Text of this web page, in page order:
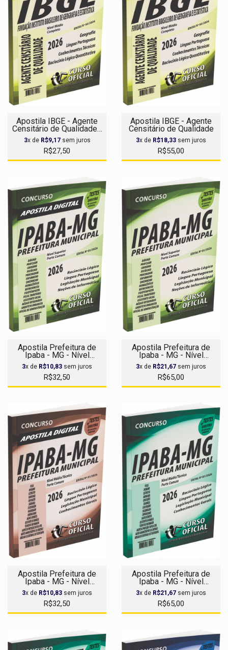
Apostila IBGE - Agente
Censitário de Qualidade -
Apostila Digital
3x de R$9,17sem juros
R$27,50
Apostila IBGE - Agente
Censitário de Qualidade
3x de R$18,33 sem juros
R$55,00
Apostila Prefeitura de
Ipaba - MG - Nível
Superior - Parte Comum
aos Cargos - Apostila
Digital
3x de R$10,83 sem juros
R$32,50
Apostila Prefeitura de
Ipaba - MG - Nível
Superior - Parte Comum
aos Cargos
3x de R$21,67 sem juros
R$65,00
Apostila Prefeitura de
Ipaba - MG - Nível
Médio/Técnico - Parte
Comum aos Cargos -
Apostila Digital
3x de R$10,83 sem juros
R$32,50
Apostila Prefeitura de
Ipaba - MG - Nível
Médio/Técnico - Parte
Comum aos Cargos
3x de R$21,67 sem juros
R$65,00